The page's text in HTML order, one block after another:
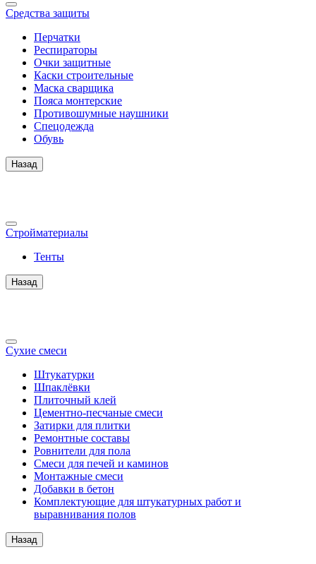
Средства защиты
Перчатки
Респираторы
Очки защитные
Каски строительные
Маска сварщика
Пояса монтерские
Противошумные наушники
Спецодежда
Обувь
Назад
Стройматериалы
Тенты
Назад
Сухие смеси
Штукатурки
Шпаклёвки
Плиточный клей
Цементно-песчаные смеси
Затирки для плитки
Ремонтные составы
Ровнители для пола
Смеси для печей и каминов
Монтажные смеси
Добавки в бетон
Комплектующие для штукатурных работ и
выравнивания полов
Назад